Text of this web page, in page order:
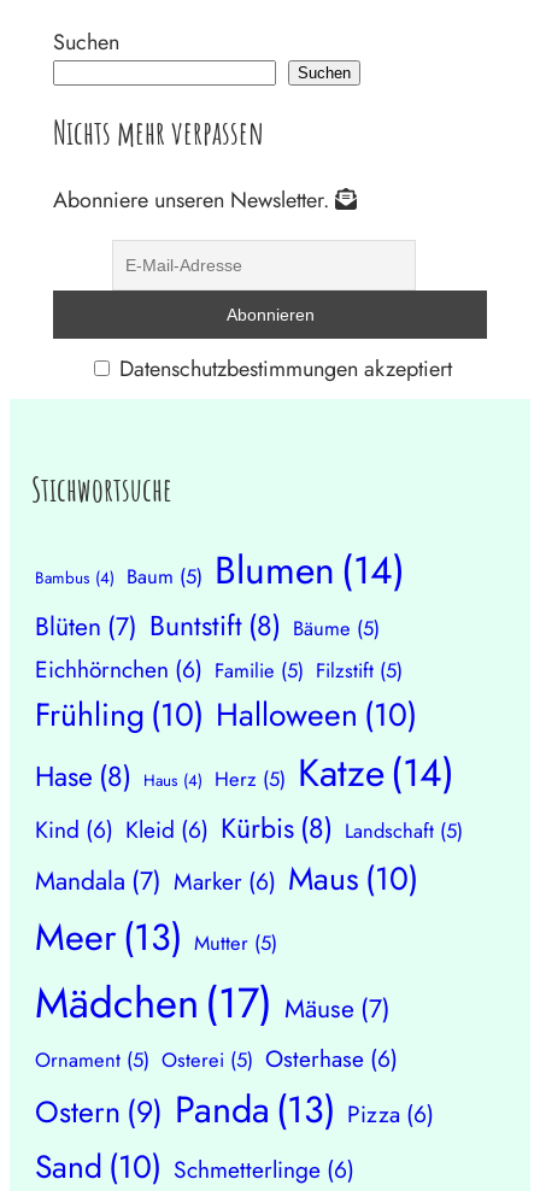
Suchen
Suchen
Nichts mehr verpassen
Abonniere unseren Newsletter.
Datenschutzbestimmungen akzeptiert
Stichwortsuche
Bambus (4) Baum (5) Blumen(14)
Blüten (7) Buntstift (8) Bäume (5)
Eichhörnchen (6) Familie (5) Filzstift (5)
Frühling (10) Halloween (10)
Hase (8) Haus (4) Herz (5) Katze(14)
Kind (6) Kleid (6) Kürbis (8) Landschaft (5)
Mandala (7) Marker (6) Maus (10)
Meer(13) Mutter (5)
Mädchen (17) Mäuse (7)
Ornament (5) Osterei (5) Osterhase (6)
Ostern (9) Panda (13) Pizza (6)
Sand (10) Schmetterlinge (6)